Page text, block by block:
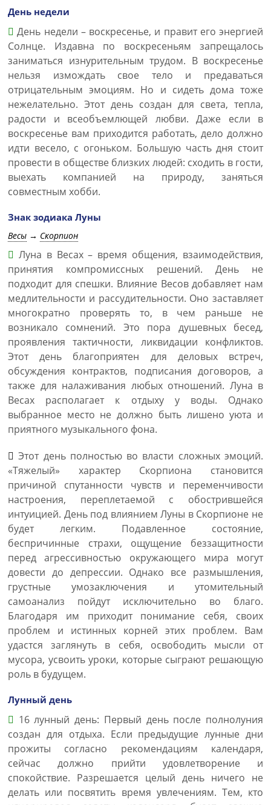
День недели
День недели – воскресенье, и правит его энергией
Солнце. Издавна по воскресеньям запрещалось
заниматься изнурительным трудом. В воскресенье
нельзя измождать свое тело и предаваться
отрицательным эмоциям. Но и сидеть дома тоже
нежелательно. Этот день создан для света, тепла,
радости и всеобъемлющей любви. Даже если в
воскресенье вам приходится работать, дело должно
идти весело, с огоньком. Большую часть дня стоит
провести в обществе близких людей: сходить в гости,
выехать компанией на природу, заняться
совместным хобби.
Знак зодиака Луны
Весы → Скорпион
Луна в Весах – время общения, взаимодействия,
принятия компромиссных решений. День не
подходит для спешки. Влияние Весов добавляет нам
медлительности и рассудительности. Оно заставляет
многократно проверять то, в чем раньше не
возникало сомнений. Это пора душевных бесед,
проявления тактичности, ликвидации конфликтов.
Этот день благоприятен для деловых встреч,
обсуждения контрактов, подписания договоров, а
также для налаживания любых отношений. Луна в
Весах располагает к отдыху у воды. Однако
выбранное место не должно быть лишено уюта и
приятного музыкального фона.
Этот день полностью во власти сложных эмоций.
«Тяжелый» характер Скорпиона становится
причиной спутанности чувств и переменчивости
настроения, переплетаемой с обострившейся
интуицией. День под влиянием Луны в Скорпионе не
будет легким. Подавленное состояние,
беспричинные страхи, ощущение беззащитности
перед агрессивностью окружающего мира могут
довести до депрессии. Однако все размышления,
грустные умозаключения и утомительный
самоанализ пойдут исключительно во благо.
Благодаря им приходит понимание себя, своих
проблем и истинных корней этих проблем. Вам
удастся заглянуть в себя, освободить мысли от
мусора, усвоить уроки, которые сыграют решающую
роль в будущем.
Лунный день
16 лунный день: Первый день после полнолуния
создан для отдыха. Если предыдущие лунные дни
прожиты согласно рекомендациям календаря,
сейчас должно прийти удовлетворение и
спокойствие. Разрешается целый день ничего не
делать или посвятить время увлечениям. Тем, кто